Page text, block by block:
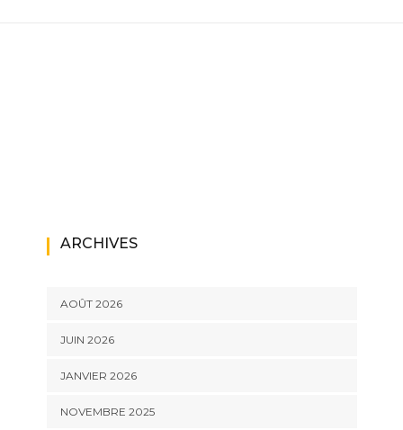
ARCHIVES
AOÛT 2026
JUIN 2026
JANVIER 2026
NOVEMBRE 2025